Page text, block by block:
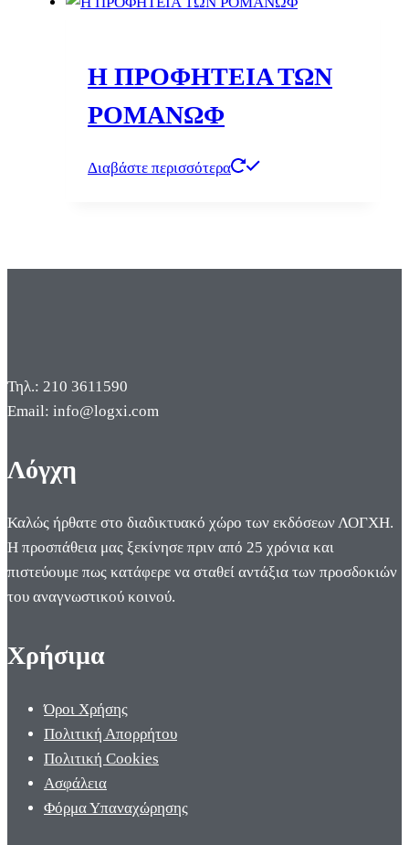
Η ΠΡΟΦΗΤΕΙΑ ΤΩΝ
ΡΟΜΑΝΩΦ
Διαβάστε περισσότερα
Τηλ.: 210 3611590
Email: info@logxi.com
Λόγχη
Καλώς ήρθατε στο διαδικτυακό χώρο των εκδόσεων ΛΟΓΧΗ.
Η προσπάθεια μας ξεκίνησε πριν από 25 χρόνια και
πιστεύουμε πως κατάφερε να σταθεί αντάξια των προσδοκιών
του αναγνωστικού κοινού.
Χρήσιμα
Όροι Χρήσης
Πολιτική Απορρήτου
Πολιτική Cookies
Ασφάλεια
Φόρμα Υπαναχώρησης